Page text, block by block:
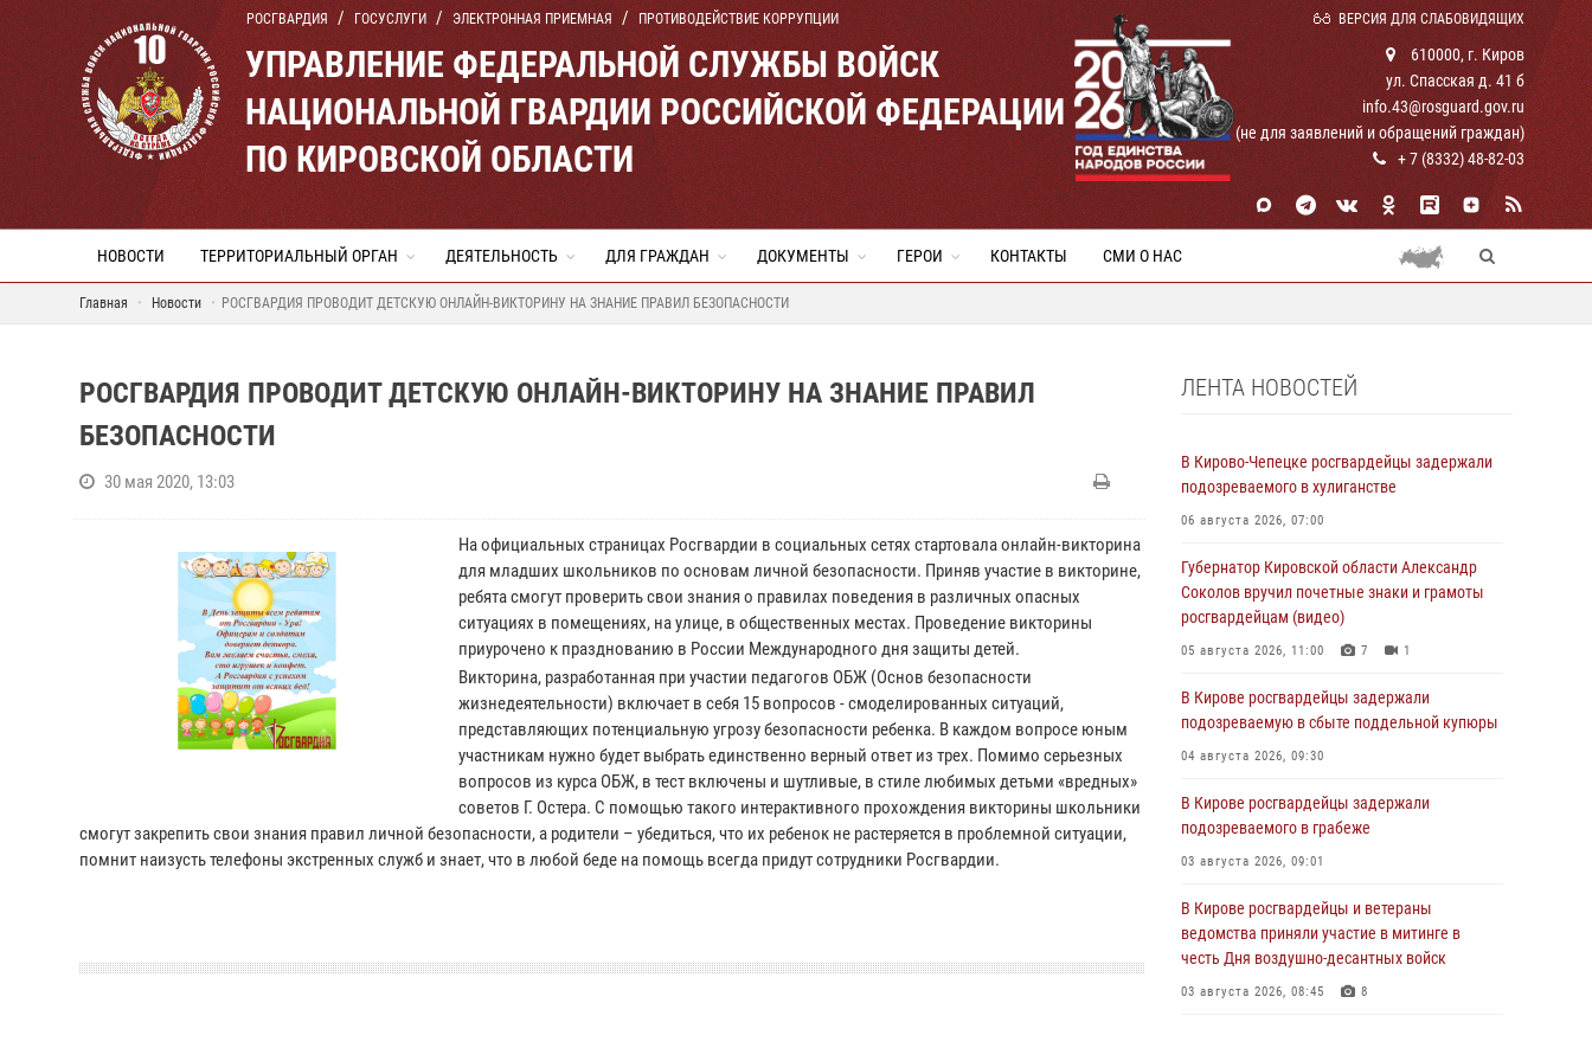
РОСГВАРДИЯ ГОСУСЛУГИ ЭЛЕКТРОННАЯ ПРИЕМНАЯ ПРОТИВОДЕЙСТВИЕ КОРРУПЦИИ ВЕРСИЯ ДЛЯ СЛАБОВИДЯЩИХ
УПРАВЛЕНИЕ ФЕДЕРАЛЬНОЙ СЛУЖБЫ ВОЙСК
НАЦИОНАЛЬНОЙ ГВАРДИИ РОССИЙСКОЙ ФЕДЕРАЦИИ
ПО КИРОВСКОЙ ОБЛАСТИ
610000, г. Киров
ул. Спасская д. 41 б
info.43@rosguard.gov.ru
(не для заявлений и обращений граждан)
+ 7 (8332) 48-82-03
НОВОСТИ ТЕРРИТОРИАЛЬНЫЙ ОРГАН ДЕЯТЕЛЬНОСТЬ ДЛЯ ГРАЖДАН ДОКУМЕНТЫ ГЕРОИ КОНТАКТЫ СМИ О НАС
Главная Новости РОСГВАРДИЯ ПРОВОДИТ ДЕТСКУЮ ОНЛАЙН-ВИКТОРИНУ НА ЗНАНИЕ ПРАВИЛ БЕЗОПАСНОСТИ
РОСГВАРДИЯ ПРОВОДИТ ДЕТСКУЮ ОНЛАЙН-ВИКТОРИНУ НА ЗНАНИЕ ПРАВИЛ
БЕЗОПАСНОСТИ
30 мая 2020, 13:03
На официальных страницах Росгвардии в социальных сетях стартовала онлайн-викторина
для младших школьников по основам личной безопасности. Приняв участие в викторине,
ребята смогут проверить свои знания о правилах поведения в различных опасных
ситуациях в помещениях, на улице, в общественных местах. Проведение викторины
приурочено к празднованию в России Международного дня защиты детей.
Викторина, разработанная при участии педагогов ОБЖ (Основ безопасности
жизнедеятельности) включает в себя 15 вопросов - смоделированных ситуаций,
представляющих потенциальную угрозу безопасности ребенка. В каждом вопросе юным
участникам нужно будет выбрать единственно верный ответ из трех. Помимо серьезных
вопросов из курса ОБЖ, в тест включены и шутливые, в стиле любимых детьми «вредных»
советов Г. Остера. С помощью такого интерактивного прохождения викторины школьники
смогут закрепить свои знания правил личной безопасности, а родители – убедиться, что их ребенок не растеряется в проблемной ситуации,
помнит наизусть телефоны экстренных служб и знает, что в любой беде на помощь всегда придут сотрудники Росгвардии.
ЛЕНТА НОВОСТЕЙ
В Кирово-Чепецке росгвардейцы задержали
подозреваемого в хулиганстве
06 августа 2026, 07:00
Губернатор Кировской области Александр
Соколов вручил почетные знаки и грамоты
росгвардейцам (видео)
05 августа 2026, 11:00 7 1
В Кирове росгвардейцы задержали
подозреваемую в сбыте поддельной купюры
04 августа 2026, 09:30
В Кирове росгвардейцы задержали
подозреваемого в грабеже
03 августа 2026, 09:01
В Кирове росгвардейцы и ветераны
ведомства приняли участие в митинге в
честь Дня воздушно-десантных войск
03 августа 2026, 08:45 8